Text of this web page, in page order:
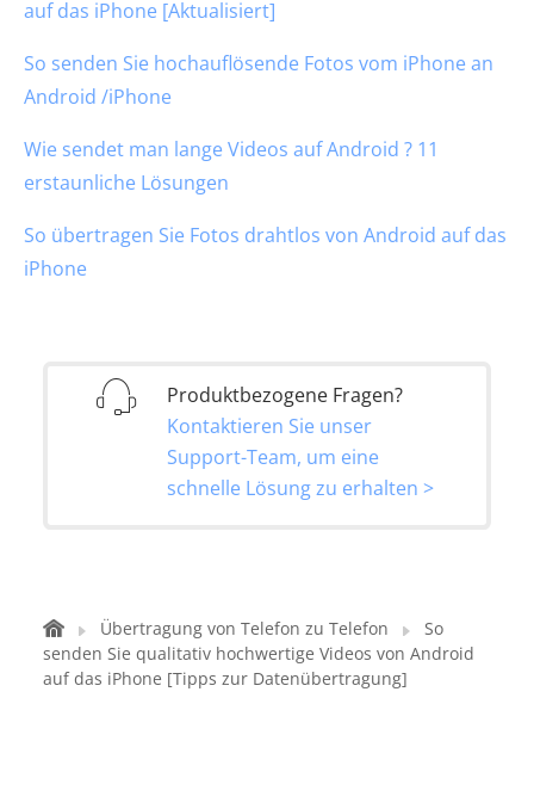
auf das iPhone [Aktualisiert]
So senden Sie hochauflösende Fotos vom iPhone an
Android /iPhone
Wie sendet man lange Videos auf Android ? 11
erstaunliche Lösungen
So übertragen Sie Fotos drahtlos von Android auf das
iPhone
Produktbezogene Fragen?
Kontaktieren Sie unser
Support-Team, um eine
schnelle Lösung zu erhalten >
Übertragung von Telefon zu Telefon
So
senden Sie qualitativ hochwertige Videos von Android
auf das iPhone [Tipps zur Datenübertragung]